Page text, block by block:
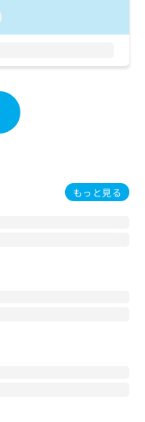
もっと見る